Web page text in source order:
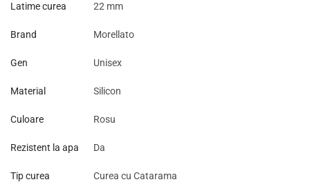
Latime curea 22 mm
Brand Morellato
Gen Unisex
Material Silicon
Culoare Rosu
Rezistent la apa Da
Tip curea Curea cu Catarama